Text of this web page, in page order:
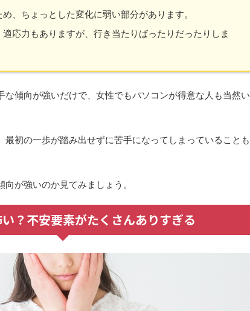
、ちょっとした変化に弱い部分があります。
応力もありますが、行き当たりばったりだったりしま
傾向が強いだけで、 女性でもパソコンが得意な人も当然い
最初の一歩が踏み出せずに苦手になってしまっていることも
が強いのか見てみましょう。
？不安要素がたくさんありすぎる